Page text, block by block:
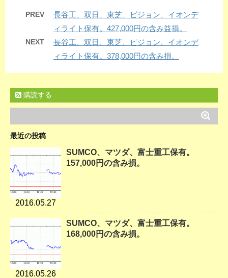
PREV
長谷工、双日、東芝、ピジョン、イオンデ
ィライト保有。427,000円の含み益損。
NEXT
長谷工、双日、東芝、ピジョン、イオンデ
ィライト保有。378,000円の含み損。
購読する
最近の投稿
2016.05.27
SUMCO、マツダ、富士重工保有。
157,000円の含み損。
2016.05.26
SUMCO、マツダ、富士重工保有。
168,000円の含み損。